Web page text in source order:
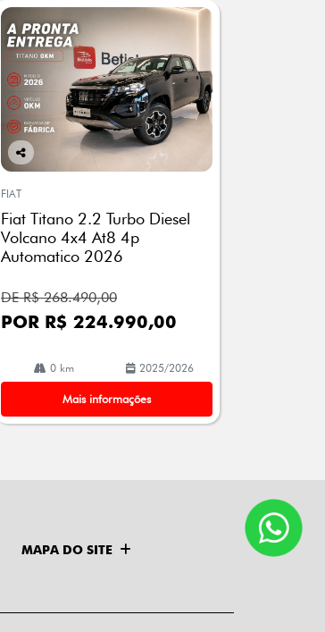
Co
arti
lhe
FIAT
Fiat Titano 2.2 Turbo Diesel
Volcano 4x4 At8 4p
Automatico 2026
DE R$ 268.490,00
POR R$ 224.990,00
0 km 2025/2026
Mais informações
MAPA DO SITE